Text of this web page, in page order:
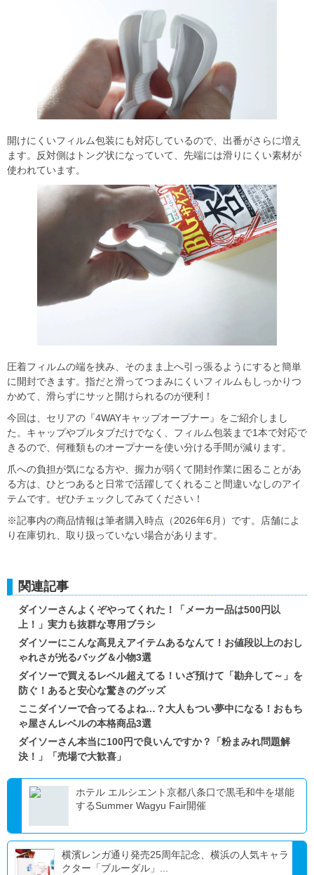
開けにくいフィルム包装にも対応しているので、出番がさらに増え
ます。反対側はトング状になっていて、先端には滑りにくい素材が
使われています。
圧着フィルムの端を挟み、そのまま上へ引っ張るようにすると簡単
に開封できます。指だと滑ってつまみにくいフィルムもしっかりつ
かめて、滑らずにサッと開けられるのが便利！
今回は、セリアの『4WAYキャップオープナー』をご紹介しまし
た。キャップやプルタブだけでなく、フィルム包装まで1本で対応で
きるので、何種類ものオープナーを使い分ける手間が減ります。
爪への負担が気になる方や、握力が弱くて開封作業に困ることがあ
る方は、ひとつあると日常で活躍してくれること間違いなしのアイ
テムです。ぜひチェックしてみてください！
※記事内の商品情報は筆者購入時点（2026年6月）です。店舗によ
り在庫切れ、取り扱っていない場合があります。
関連記事
ダイソーさんよくぞやってくれた！「メーカー品は500円以
上！」実力も抜群な専用ブラシ
ダイソーにこんな高見えアイテムあるなんて！お値段以上のおし
ゃれさが光るバッグ＆小物3選
ダイソーで買えるレベル超えてる！いざ預けて「勘弁して～」を
防ぐ！あると安心な驚きのグッズ
ここダイソーで合ってるよね…？大人もつい夢中になる！おもち
ゃ屋さんレベルの本格商品3選
ダイソーさん本当に100円で良いんですか？「粉まみれ問題解
決！」「売場で大歓喜」
ホテル エルシエント京都八条口で黒毛和牛を堪能
するSummer Wagyu Fair開催
横濱レンガ通り発売25周年記念、横浜の人気キャラ
クター「ブルーダル」...